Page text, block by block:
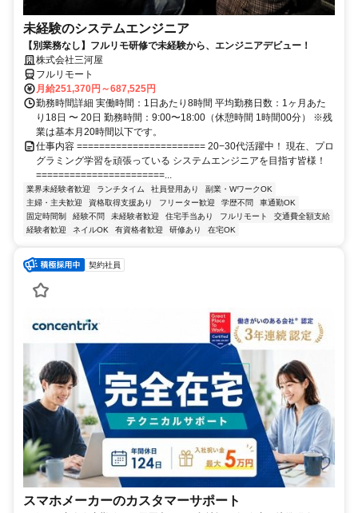
未経験のシステムエンジニア
【別業務なし】フルリモ研修で未経験から、エンジニアデビュー！
株式会社三河屋
フルリモート
月給251,370円～687,525円
勤務時間詳細 実働時間：1日あたり8時間 平均勤務日数：1ヶ月あた
り18日 〜 20日 勤務時間：9:00〜18:00（休憩時間 1時間00分） ※残
業は基本月20時間以下です。
仕事内容 ======================= 20−30代活躍中！ 現在、プロ
グラミング学習を頑張っている システムエンジニアを目指す皆様！
=======================...
業界未経験者歓迎 ランチタイム 社員登用あり
副業・WワークOK
主婦・主夫歓迎
資格取得支援あり フリーター歓迎 学歴不問
車通勤OK
固定時間制
経験不問 未経験者歓迎 住宅手当あり フルリモート
交通費全額支給
経験者歓迎
ネイルOK 有資格者歓迎 研修あり 在宅OK
契約社員
スマホメーカーのカスタマーサポート